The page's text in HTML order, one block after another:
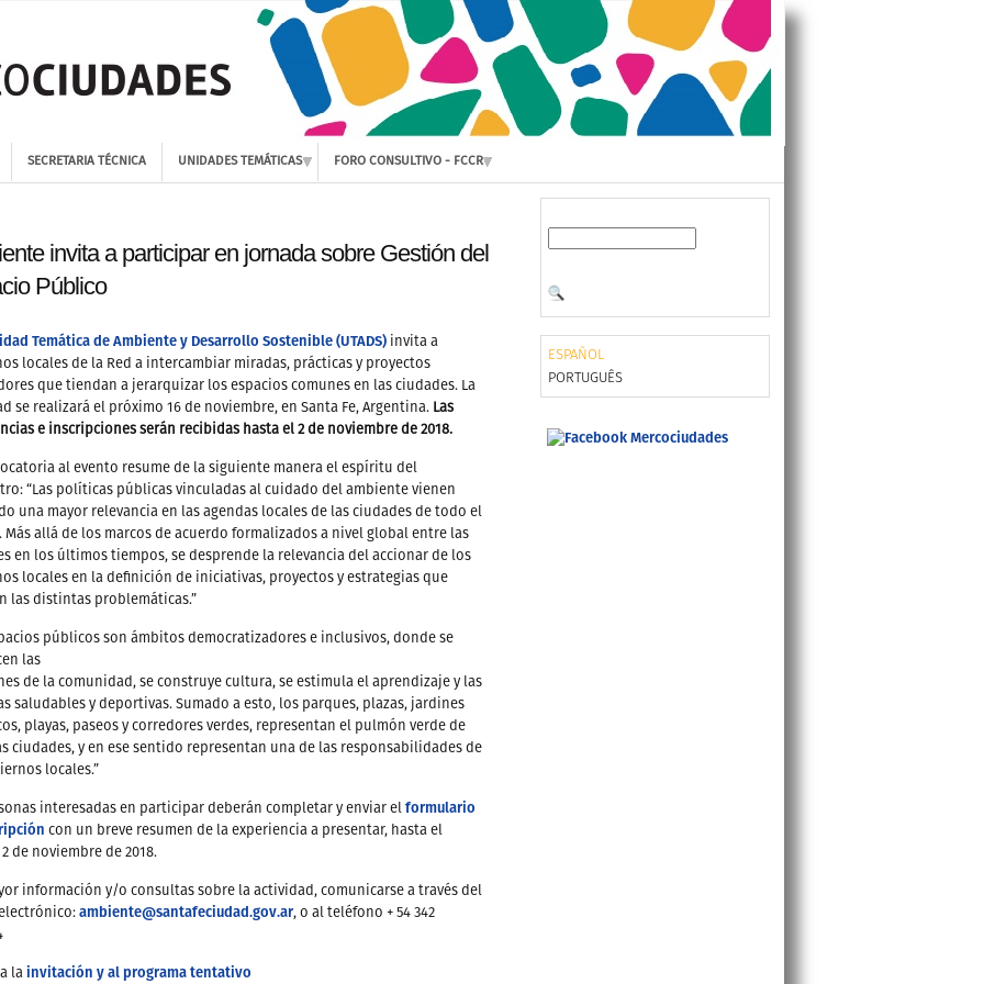
SECRETARIA TÉCNICA UNIDADES TEMÁTICAS FORO CONSULTIVO - FCCR
invita a participar en jornada sobre Gestión del
Público
Temática de Ambiente y Desarrollo Sostenible (UTADS) invita a
locales de la Red a intercambiar miradas, prácticas y proyectos
que tiendan a jerarquizar los espacios comunes en las ciudades. La
se realizará el próximo 16 de noviembre, en Santa Fe, Argentina. Las
e inscripciones serán recibidas hasta el 2 de noviembre de 2018.
al evento resume de la siguiente manera el espíritu del
“Las políticas públicas vinculadas al cuidado del ambiente vienen
una mayor relevancia en las agendas locales de las ciudades de todo el
Más allá de los marcos de acuerdo formalizados a nivel global entre las
en los últimos tiempos, se desprende la relevancia del accionar de los
locales en la definición de iniciativas, proyectos y estrategias que
las distintas problemáticas.”
públicos son ámbitos democratizadores e inclusivos, donde se
las
de la comunidad, se construye cultura, se estimula el aprendizaje y las
saludables y deportivas. Sumado a esto, los parques, plazas, jardines
playas, paseos y corredores verdes, representan el pulmón verde de
ciudades, y en ese sentido representan una de las responsabilidades de
locales.”
interesadas en participar deberán completar y enviar el formulario
con un breve resumen de la experiencia a presentar, hasta el
de noviembre de 2018.
información y/o consultas sobre la actividad, comunicarse a través del
ambiente@santafeciudad.gov.ar, o al teléfono + 54 342
la invitación y al programa tentativo
ESPAÑOL
PORTUGUÊS